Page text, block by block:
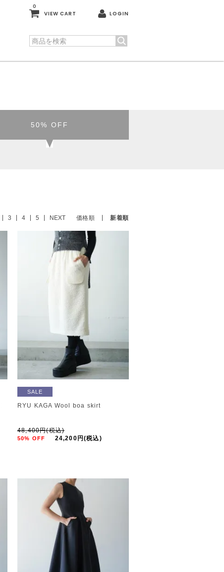
0
VIEW CART LOGIN
50% OFF
価格順 新着順
3 4 5 NEXT
SALE
RYU KAGA Wool boa skirt
48,400円(税込)
50% OFF 24,200円(税込)